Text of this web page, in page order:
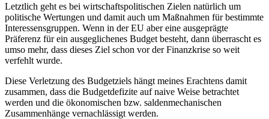
Letztlich geht es bei wirtschaftspolitischen Zielen natürlich um
politische Wertungen und damit auch um Maßnahmen für bestimmte
Interessensgruppen. Wenn in der EU aber eine ausgeprägte
Präferenz für ein ausgeglichenes Budget besteht, dann überrascht es
umso mehr, dass dieses Ziel schon vor der Finanzkrise so weit
verfehlt wurde.
Diese Verletzung des Budgetziels hängt meines Erachtens damit
zusammen, dass die Budgetdefizite auf naive Weise betrachtet
werden und die ökonomischen bzw. saldenmechanischen
Zusammenhänge vernachlässigt werden.